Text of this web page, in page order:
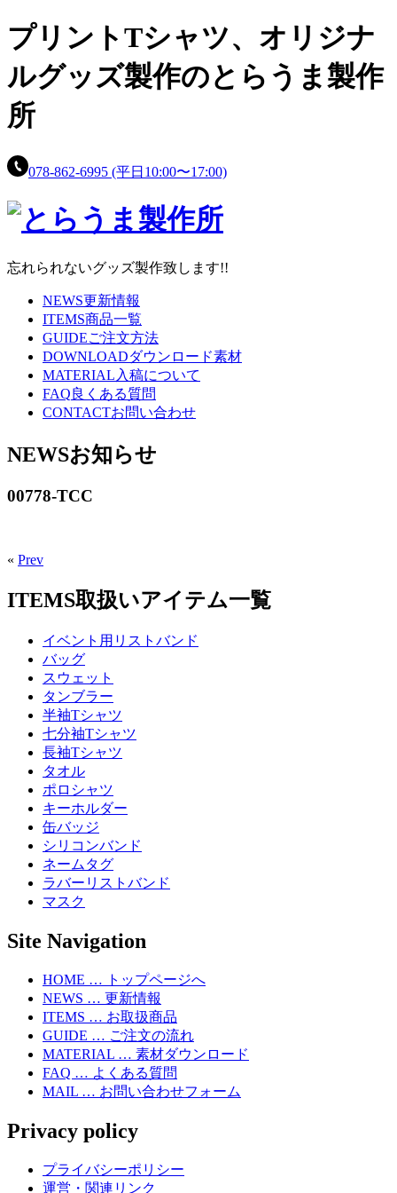
プリントTシャツ、 オリジナ
ルグッズ製作のとらうま製作
所
078-862-6995 (平日10:00〜17:00)
忘れられないグッズ製作致します!!
NEWS更新情報
ITEMS商品一覧
GUIDEご注文方法
DOWNLOADダウンロード素材
MATERIAL 入稿について
FAQ良くある質問
CONTACTお問い合わせ
NEWSお知らせ
00778-TCC
« Prev
ITEMS取扱いアイテム一覧
イベント用リストバンド
バッグ
スウェット
タンブラー
半袖Tシャツ
七分袖Tシャツ
長袖Tシャツ
タオル
ポロシャツ
キーホルダー
缶バッジ
シリコンバンド
ネームタグ
ラバーリストバンド
マスク
Site Navigation
HOME … トップページへ
NEWS … 更新情報
ITEMS … お取扱商品
GUIDE … ご注文の流れ
MATERIAL … 素材ダウンロード
FAQ … よくある質問
MAIL … お問い合わせフォーム
Privacy policy
プライバシーポリシー
運営・関連リンク